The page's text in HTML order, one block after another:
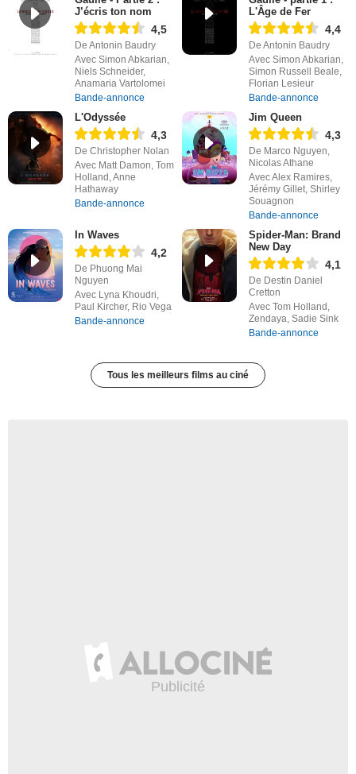
J’écris ton nom
4,5
De Antonin Baudry
Avec Simon Abkarian,
Niels Schneider,
Anamaria Vartolomei
Bande-annonce
L'Âge de Fer
4,4
De Antonin Baudry
Avec Simon Abkarian,
Simon Russell Beale,
Florian Lesieur
Bande-annonce
L'Odyssée
4,3
De Christopher Nolan
Avec Matt Damon, Tom
Holland, Anne
Hathaway
Bande-annonce
Jim Queen
4,3
De Marco Nguyen,
Nicolas Athane
Avec Alex Ramires,
Jérémy Gillet, Shirley
Souagnon
Bande-annonce
In Waves
4,2
De Phuong Mai
Nguyen
Avec Lyna Khoudri,
Paul Kircher, Rio Vega
Bande-annonce
Spider-Man: Brand
New Day
4,1
De Destin Daniel
Cretton
Avec Tom Holland,
Zendaya, Sadie Sink
Bande-annonce
Tous les meilleurs films au ciné